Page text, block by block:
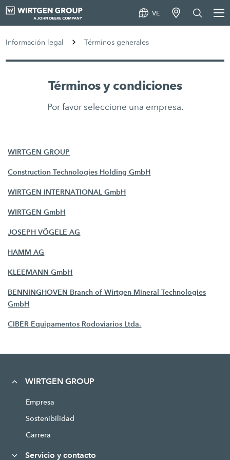
VE
Información legal Términos generales
Términos y condiciones
Por favor seleccione una empresa.
WIRTGEN GROUP
Construction Technologies Holding GmbH
WIRTGEN INTERNATIONAL GmbH
WIRTGEN GmbH
JOSEPH VÖGELE AG
HAMM AG
KLEEMANN GmbH
BENNINGHOVEN Branch of Wirtgen Mineral Technologies
GmbH
CIBER Equipamentos Rodoviarios Ltda.
WIRTGEN GROUP
Empresa
Sostenibilidad
Carrera
Servicio y contacto